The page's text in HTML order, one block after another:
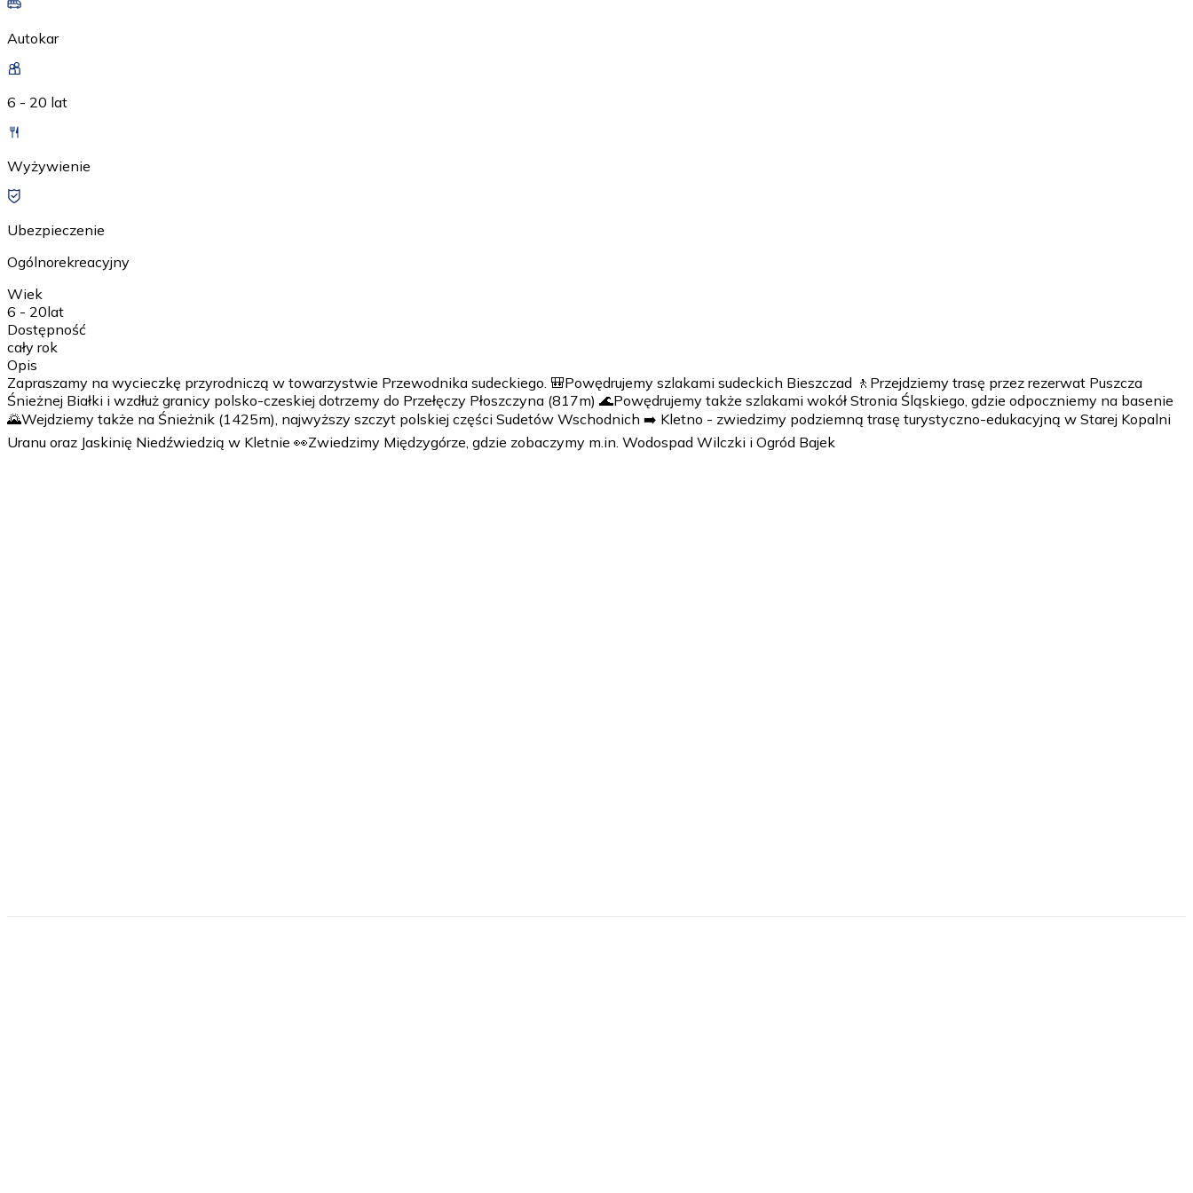
Autokar
6 - 20 lat
Wyżywienie
Ubezpieczenie
Ogólnorekreacyjny
Wiek
6 - 20lat
Dostępność
cały rok
Opis
Zapraszamy na wycieczkę przyrodniczą w towarzystwie Przewodnika sudeckiego. 🎒Powędrujemy szlakami sudeckich Bieszczad 🚶Przejdziemy trasę przez rezerwat Puszcza
Śnieżnej Białki i wzdłuż granicy polsko-czeskiej dotrzemy do Przełęczy Płoszczyna (817m) 🌊Powędrujemy także szlakami wokół Stronia Śląskiego, gdzie odpoczniemy na basenie
🌄Wejdziemy także na Śnieżnik (1425m), najwyższy szczyt polskiej części Sudetów Wschodnich ➡️ Kletno - zwiedzimy podziemną trasę turystyczno-edukacyjną w Starej Kopalni
Uranu oraz Jaskinię Niedźwiedzią w Kletnie 👀Zwiedzimy Międzygórze, gdzie zobaczymy m.in. Wodospad Wilczki i Ogród Bajek